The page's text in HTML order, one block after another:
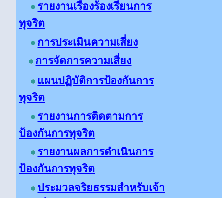
รายงานเรื่องร้องเรียนการ
ทุจริต
การประเมินความเสี่ยง
การจัดการความเสี่ยง
แผนปฏิบัติการป้องกันการ
ทุจริต
รายงานการติดตามการ
ป้องกันการทุจริต
รายงานผลการดำเนินการ
ป้องกันการทุจริต
ประมวลจริยธรรมสำหรับเจ้า